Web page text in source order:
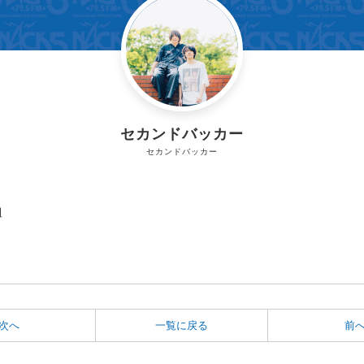
セカンドバッカー
セカンドバッカー
へ 一覧に戻る 前